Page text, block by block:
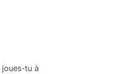
joues-tu à